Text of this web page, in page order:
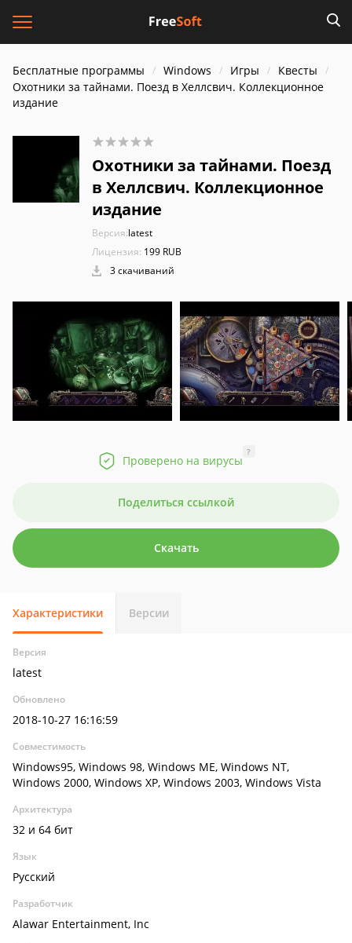
Бесплатные программы Windows Игры
Квесты
Охотники за тайнами. Поезд в Хеллсвич. Коллекционное
издание
Охотники за тайнами. Поезд
в Хеллсвич. Коллекционное
издание
Версия:latest
Лицензия: 199 RUB
3 скачиваний
Проверено на вирусы
?
Поделиться ссылкой
Скачать
Характеристики Версии
Версия
latest
Обновлено
2018-10-27 16:16:59
Совместимость
Windows95, Windows 98, Windows ME, Windows NT,
Windows 2000, Windows XP, Windows 2003, Windows Vista
Архитектура
32 и 64 бит
Язык
Русский
Разработчик
Alawar Entertainment, Inc